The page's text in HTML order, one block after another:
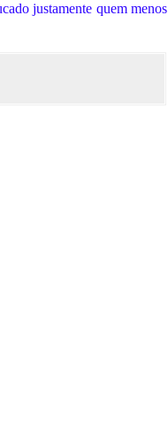
justamente quem menos